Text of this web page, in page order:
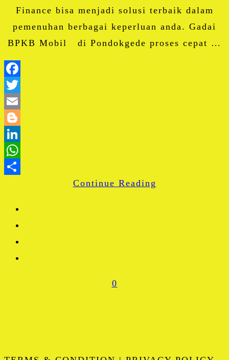
Finance bisa menjadi solusi terbaik dalam
pemenuhan berbagai keperluan anda. Gadai
BPKB Mobil di Pondokgede proses cepat …
Share
Continue Reading
0